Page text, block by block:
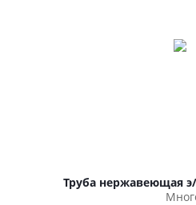
Труба нержавеющая э/